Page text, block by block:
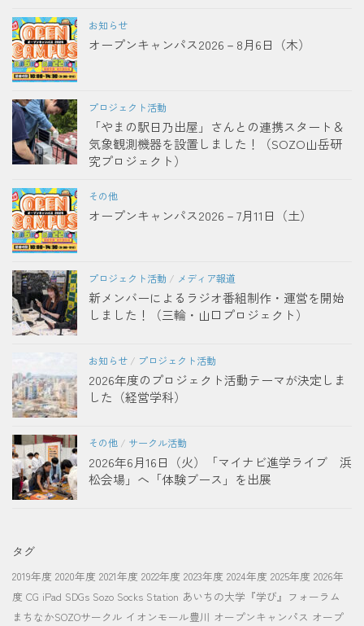
お知らせ
オープンキャンパス2026－8月6日（木）
プロジェクト活動
「やまの駅日乃出屋」さんとの連携スタート＆
気象観測機器を設置しました！（SOZO山岳研
究プロジェクト）
その他
オープンキャンパス2026－7月11日（土）
プロジェクト活動 / メディア報道
新メンバーによるラジオ番組制作・運営を開始
しました！（三輪・山口プロジェクト）
お知らせ / プロジェクト活動
2026年度のプロジェクト活動テーマが決定しま
した（経営学科）
その他 / サークル活動
2026年6月16日（火）「マイナビ進学ライブ 浜
松会場」へ「体験ブース」を出展
タグ
2019年度 2020年度 2021年度 2022年度 2023年度 2024年度 2025年度 2026年
度 CG iPad SDGs Sozo Socks Station あいちの大学『学び』フォーラム
まちなかSOZOサークル イオンモール豊川 オープンキャンパス オープ